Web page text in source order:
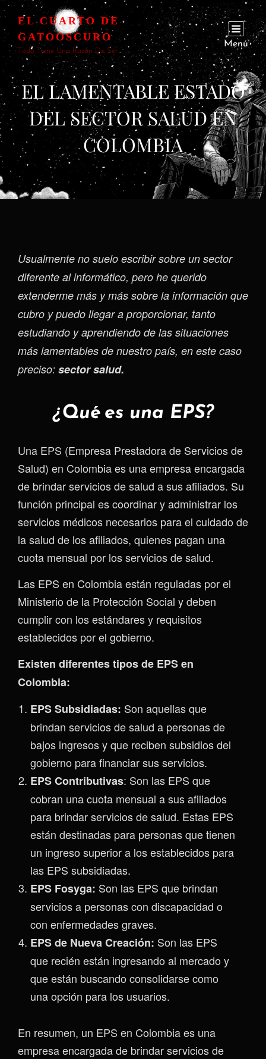
EL CUARTO DE
GATOOSCURO
Todo Tiene Una Razón De Ser
Menú
EL LAMENTABLE ESTADO
DEL SECTOR SALUD EN
COLOMBIA
Usualmente no suelo escribir sobre un sector
diferente al informático, pero he querido
extenderme más y más sobre la información que
cubro y puedo llegar a proporcionar, tanto
estudiando y aprendiendo de las situaciones
más lamentables de nuestro país, en este caso
preciso: sector salud.
¿Qué es una EPS?
Una EPS (Empresa Prestadora de Servicios de
Salud) en Colombia es una empresa encargada
de brindar servicios de salud a sus afiliados. Su
función principal es coordinar y administrar los
servicios médicos necesarios para el cuidado de
la salud de los afiliados, quienes pagan una
cuota mensual por los servicios de salud.
Las EPS en Colombia están reguladas por el
Ministerio de la Protección Social y deben
cumplir con los estándares y requisitos
establecidos por el gobierno.
Existen diferentes tipos de EPS en
Colombia:
EPS Subsidiadas: Son aquellas que
brindan servicios de salud a personas de
bajos ingresos y que reciben subsidios del
gobierno para financiar sus servicios.
EPS Contributivas: Son las EPS que
cobran una cuota mensual a sus afiliados
para brindar servicios de salud. Estas EPS
están destinadas para personas que tienen
un ingreso superior a los establecidos para
las EPS subsidiadas.
EPS Fosyga: Son las EPS que brindan
servicios a personas con discapacidad o
con enfermedades graves.
EPS de Nueva Creación: Son las EPS
que recién están ingresando al mercado y
que están buscando consolidarse como
una opción para los usuarios.
En resumen, un EPS en Colombia es una
empresa encargada de brindar servicios de